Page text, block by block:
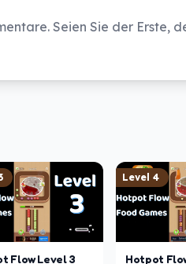
Seien Sie der Erste,
FlowLevel3
Level 4
Hotpot